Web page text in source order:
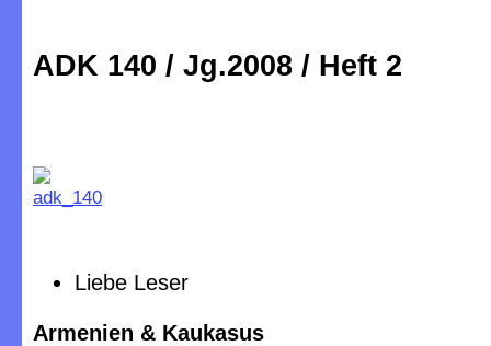
ADK 140 / Jg.2008 / Heft 2
Liebe Leser
Armenien & Kaukasus